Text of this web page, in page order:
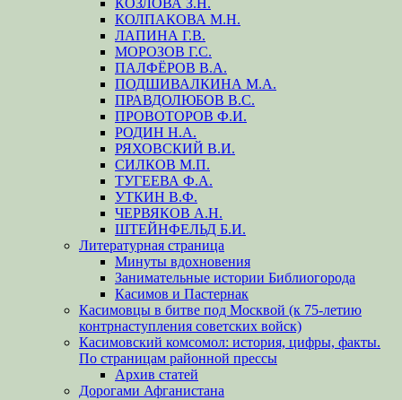
КОЛПАКОВА М.Н.
ЛАПИНА Г.В.
МОРОЗОВ Г.С.
ПАЛФЁРОВ В.А.
ПОДШИВАЛКИНА М.А.
ПРАВДОЛЮБОВ В.С.
ПРОВОТОРОВ Ф.И.
РОДИН Н.А.
РЯХОВСКИЙ В.И.
СИЛКОВ М.П.
ТУГЕЕВА Ф.А.
УТКИН В.Ф.
ЧЕРВЯКОВ А.Н.
ШТЕЙНФЕЛЬД Б.И.
Литературная страница
Минуты вдохновения
Занимательные истории Библиогорода
Касимов и Пастернак
Касимовцы в битве под Москвой (к 75-летию
контрнаступления советских войск)
Касимовский комсомол: история, цифры, факты.
По страницам районной прессы
Архив статей
Дорогами Афганистана